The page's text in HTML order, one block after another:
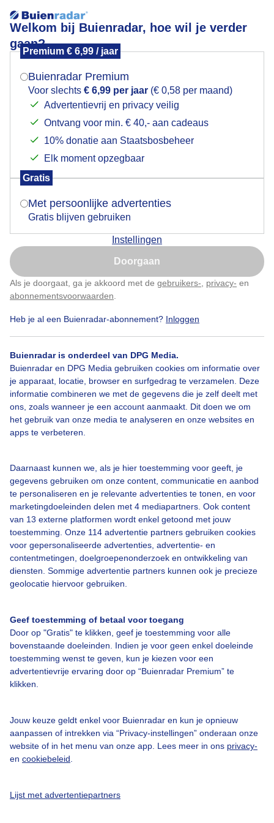
Welkom bij Buienradar, hoe wil je verder
gaan?
Premium € 6,99 / jaar
Buienradar Premium
Voor slechts € 6,99 per jaar (€ 0,58 per maand)
Advertentievrij en privacy veilig
Ontvang voor min. € 40,- aan cadeaus
10% donatie aan Staatsbosbeheer
Elk moment opzegbaar
Gratis
Met persoonlijke advertenties
Gratis blijven gebruiken
Instellingen
Doorgaan
Als je doorgaat, ga je akkoord met de gebruikers- privacy- en
abonnementsvoorwaarden
Heb je al een Buienradar-abonnement? Inloggen
Buienradar is onderdeel van DPG Media.
Buienradar en DPG Media gebruiken cookies om informatie over
je apparaat, locatie, browser en surfgedrag te verzamelen. Deze
informatie combineren we met de gegevens die je zelf deelt met
ons, zoals wanneer je een account aanmaakt. Dit doen we om
het gebruik van onze media te analyseren en onze websites en
apps te verbeteren.
Daarnaast kunnen we, als je hier toestemming voor geeft, je
gegevens gebruiken om onze content, communicatie en aanbod
te personaliseren en je relevante advertenties te tonen, en voor
marketingdoeleinden delen met 4 mediapartners. Ook content
van 13 externe platformen wordt enkel getoond met jouw
toestemming. Onze 114 advertentie partners gebruiken cookies
voor gepersonaliseerde advertenties, advertentie- en
contentmetingen, doelgroepenonderzoek en ontwikkeling van
diensten. Sommige advertentie partners kunnen ook je precieze
geolocatie hiervoor gebruiken.
Geef toestemming of betaal voor toegang
Door op "Gratis" te klikken, geef je toestemming voor alle
bovenstaande doeleinden. Indien je voor geen enkel doeleinde
toestemming wenst te geven, kun je kiezen voor een
advertentievrije ervaring door op “Buienradar Premium” te
klikken.
Jouw keuze geldt enkel voor Buienradar en kun je opnieuw
aanpassen of intrekken via “Privacy-instellingen” onderaan onze
website of in het menu van onze app. Lees meer in ons privacy-
en cookiebeleid
Lijst met advertentiepartners
Zomerzon en heerlijk strandweer
Door: ria brasser Gemaakt: 10-08-2023, 149x bekeken
Heerlijkstrandweer Zomerzon
Bekijk slideshow
Over Buienradar
Bedrijfsgegevens
Contact
Toegankelijkheid
Gebruikersvoorwaarden
Adverteren
Privacy beleid
Cookie beleid
Mogen we je locatie gebruiken voor het
Indien je hier nog geen akkoord op hebt gegeven,
verschijnt er zo een pop-up uit je browser waarin
Is goed, toon de popup
Nu niet, misschien later
Klik hierom dit aan te passen